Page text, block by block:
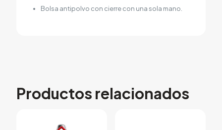
Bolsa antipolvo con cierre con una sola mano.
Productos relacionados